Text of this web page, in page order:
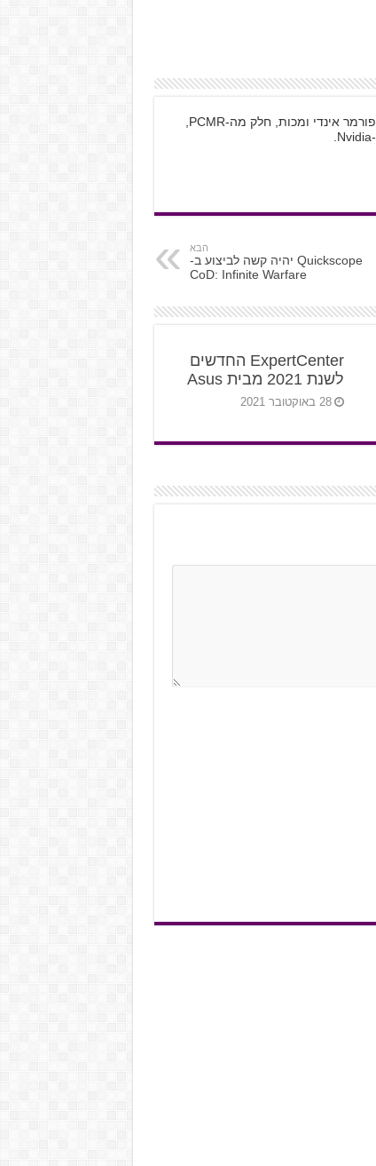
הבא
Quickscope יהיה קשה לביצוע ב-
CoD: Infinite Warfare
ExpertCenter החדשים
לשנת 2021 מבית Asus
28 באוקטובר 2021